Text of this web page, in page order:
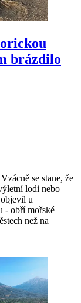
brázdilo
se stane, že
lodi nebo
u
- obří mořské
než na